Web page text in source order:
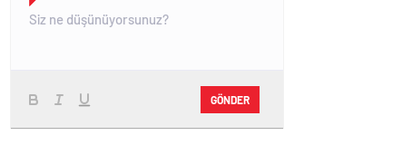
GÖNDER